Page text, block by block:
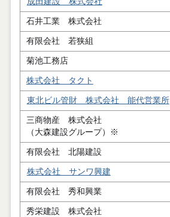
石井工業 株式会社
有限会社 若狭組
菊池工務店
株式会社 タクト
東北ビル管財 株式会社 能代営業所
三商物産 株式会社
（大森建設グループ）※
有限会社 北陽建設
株式会社 サンワ興建
有限会社 秀和興業
秀栄建設 株式会社